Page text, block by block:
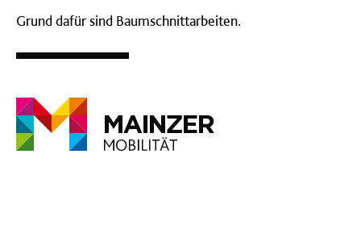
Grund dafür sind Baumschnittarbeiten.